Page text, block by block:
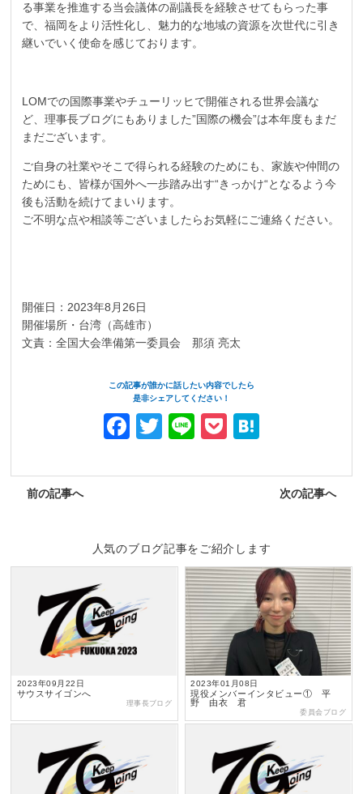
る事業を推進する当会議体の副議長を経験させてもらった事
で、福岡をより活性化し、魅力的な地域の資源を次世代に引き
継いでいく使命を感じております。
LOMでの国際事業やチューリッヒで開催される世界会議な
ど、理事長ブログにもありました”国際の機会”は本年度もまだ
まだございます。
ご自身の社業やそこで得られる経験のためにも、家族や仲間の
ためにも、皆様が国外へ一歩踏み出す“きっかけ“となるよう今
後も活動を続けてまいります。
ご不明な点や相談等ございましたらお気軽にご連絡ください。
開催日：2023年8月26日
開催場所・台湾（高雄市）
文責：全国大会準備第一委員会 那須 亮太
この記事が誰かに話したい内容でしたら
是非シェアしてください！
Facebook
TwitterLinePocket
前の記事へ 次の記事へ
人気のブログ記事をご紹介します
2023年09月22日
サウスサイゴンへ
理事長ブログ
2023年01月08日
現役メンバーインタビュー① 平
野 由衣 君
委員会ブログ